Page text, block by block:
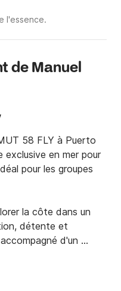
l'essence.
de Manuel
58 FLY à Puerto
exclusive en mer pour
pour les groupes
la côte dans un
détente et
d'un